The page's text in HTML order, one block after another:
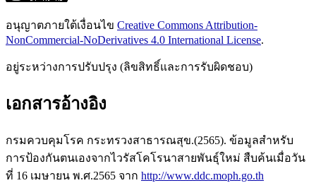
อนุญาตภายใต้เงื่อนไข Creative Commons Attribution-
NonCommercial-NoDerivatives 4.0 International License.
อยู่ระหว่างการปรับปรุง (ลิขสิทธิ์และการรับผิดชอบ)
เอกสารอ้างอิง
กรมควบคุมโรค กระทรวงสาธารณสุข.(2565). ข้อมูลสำหรับ
การป้องกันตนเองจากไวรัสโคโรนาสายพันธุ์ใหม่ สืบค้นเมื่อวัน
ที่ 16 เมษายน พ.ศ.2565 จาก http://www.ddc.moph.go.th